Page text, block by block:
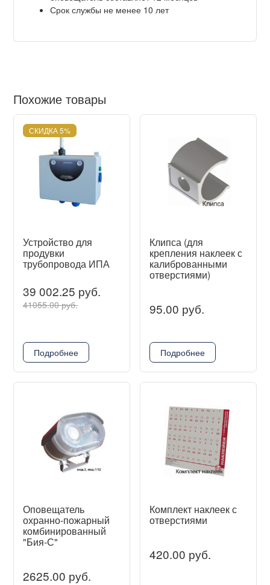
Срок службы не менее 10 лет
Похожие товары
СКИДКА 5%
Устройство для
продувки
трубопровода ИПА
39 002.25 руб.
41055.00 руб.
Подробнее
Клипса (для
крепления наклеек с
калиброванными
отверстиями)
95.00 руб.
Подробнее
Оповещатель
охранно-пожарный
комбинированный
"Бия-С"
2625.00 руб.
Комплект наклеек с
отверстиями
420.00 руб.